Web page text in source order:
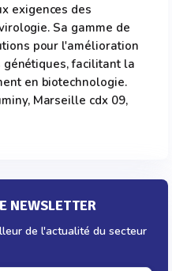
exigences des
Sa gamme de
pour l'amélioration
facilitant la
en biotechnologie.
Marseille cdx 09,
NEWSLETTER
de l'actualité du secteur